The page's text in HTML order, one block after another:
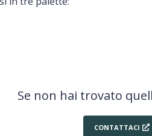
Se non hai trovato
CONTATTACI